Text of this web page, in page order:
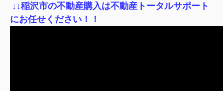
↓ ↓稲沢市の不動産購入は不動産トータルサポート
にお任せください！！